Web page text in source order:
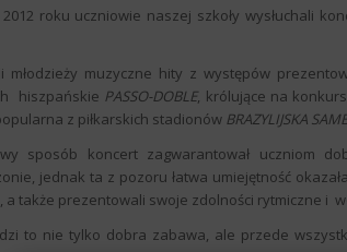
roku uczniowie naszej szkoły wysłuchali
młodzieży muzyczne hity z występów
hiszpańskie PASSO-DOBLE, królujące na
z piłkarskich stadionów BRAZYLIJSKA
sposób koncert zagwarantował uczniom
jednak ta z pozoru łatwa umiejętność
a także prezentowali swoje zdolności rytmiczne i
to nie tylko dobra zabawa, ale przede